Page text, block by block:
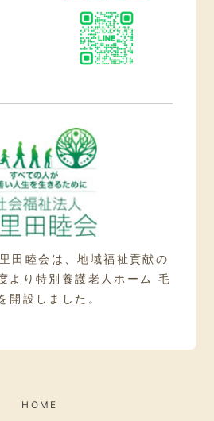
田睦会は、地域福祉貢献の
より特別養護老人ホーム 毛
開設しました。
HOME